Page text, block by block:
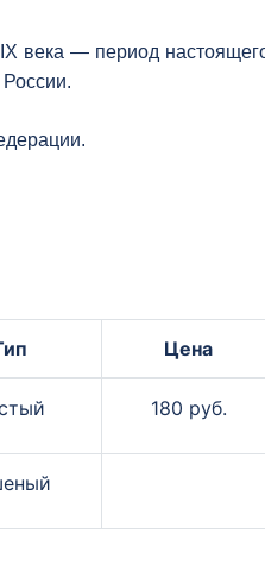
века — период
Цена
180 руб.